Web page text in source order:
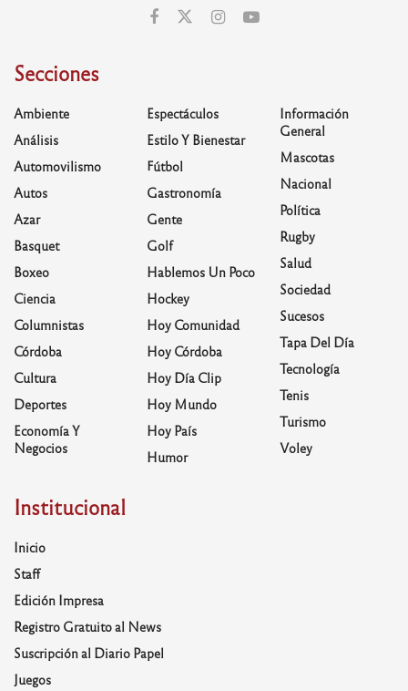
Secciones
Ambiente
Análisis
Automovilismo
Autos
Azar
Basquet
Boxeo
Ciencia
Columnistas
Córdoba
Cultura
Deportes
Economía Y
Negocios
Espectáculos
Estilo Y Bienestar
Fútbol
Gastronomía
Gente
Golf
Hablemos Un Poco
Hockey
Hoy Comunidad
Hoy Córdoba
Hoy Día Clip
Hoy Mundo
Hoy País
Humor
Información
General
Mascotas
Nacional
Política
Rugby
Salud
Sociedad
Sucesos
Tapa Del Día
Tecnología
Tenis
Turismo
Voley
Institucional
Inicio
Staff
Edición Impresa
Registro Gratuito al News
Suscripción al Diario Papel
Juegos